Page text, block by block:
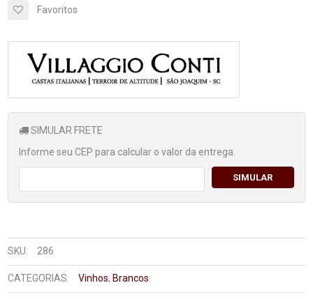
Favoritos
SIMULAR FRETE
Informe seu CEP para calcular o valor da entrega.
SIMULAR
SKU: 286
CATEGORIAS: Vinhos, Brancos